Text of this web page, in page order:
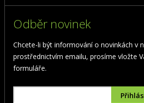
Odběr novinek
Chcete-li být informování o novinkách v
prostřednictvím emailu, prosíme vložte
formuláře.